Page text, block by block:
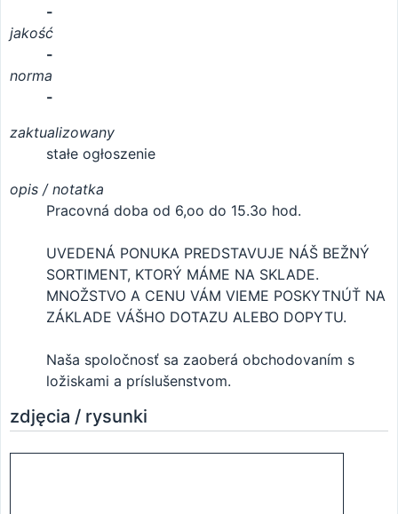
-
jakość
-
norma
-
zaktualizowany
stałe ogłoszenie
opis / notatka
Pracovná doba od 6,oo do 15.3o hod.
UVEDENÁ PONUKA PREDSTAVUJE NÁŠ BEŽNÝ
SORTIMENT, KTORÝ MÁME NA SKLADE.
MNOŽSTVO A CENU VÁM VIEME POSKYTNÚŤ NA
ZÁKLADE VÁŠHO DOTAZU ALEBO DOPYTU.
Naša spoločnosť sa zaoberá obchodovaním s
ložiskami a príslušenstvom.
zdjęcia / rysunki